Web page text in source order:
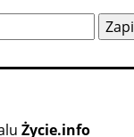
Życie.info